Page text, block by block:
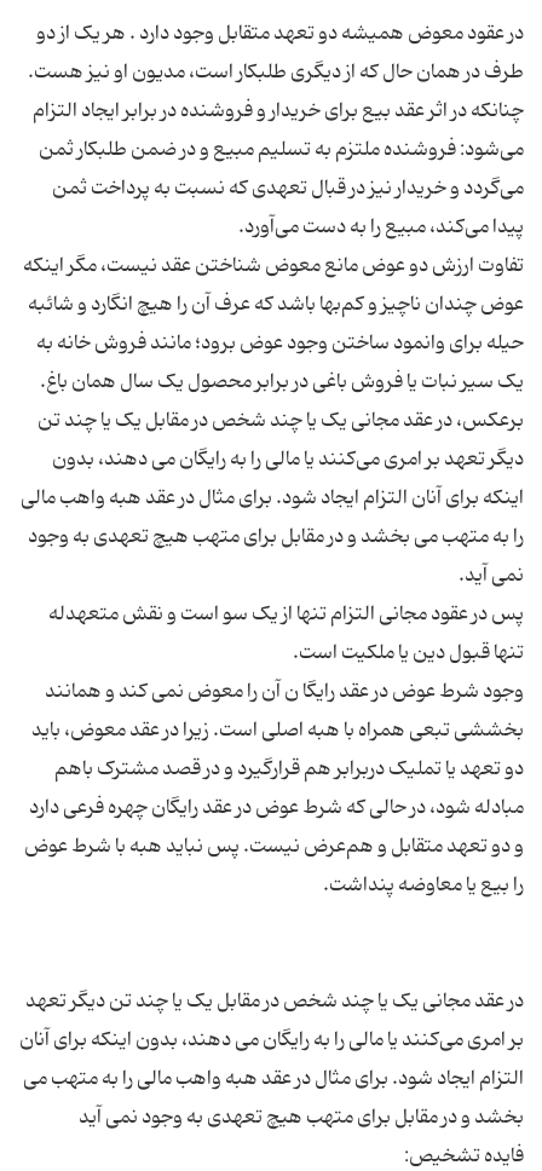
در عقود معوض همیشه دو تعهد متقابل وجود دارد . هر یک از دو
طرف در همان حال که از دیگری طلبکار است، مدیون او نیز هست.
چنانکه در اثر عقد بیع برای خریدار و فروشنده در برابر ایجاد التزام
می‌شود: فروشنده ملتزم به تسلیم مبیع و در ضمن طلبکار ثمن
می‌گردد و خریدار نیز در قبال تعهدی که نسبت به پرداخت ثمن
تفاوت ارزش دو عوض مانع معوض شناختن عقد نیست، مگر اینکه
عوض چندان ناچیز و کم‌بها باشد که عرف آن را هیچ انگارد و شائبه
حیله برای وانمود ساختن وجود عوض برود؛ مانند فروش خانه به
برعکس، در عقد مجانی یک یا چند شخص در مقابل یک یا چند تن
دیگر تعهد بر امری می‌کنند یا مالی را به رایگان می دهند، بدون
اینکه برای آنان التزام ایجاد شود. برای مثال در عقد هبه واهب مالی
را به متهب می بخشد و در مقابل برای متهب هیچ تعهدی به وجود
پس در عقود مجانی التزام تنها از یک سو است و نقش متعهدله
وجود شرط عوض در عقد رایگا ن آن را معوض نمی کند و همانند
بخششی تبعی همراه با هبه اصلی است. زیرا در عقد معوض، باید
دو تعهد یا تملیک دربرابر هم قرارگیرد و در قصد مشترک باهم
مبادله شود، در حالی که شرط عوض در عقد رایگان چهره فرعی دارد
و دو تعهد متقابل و هم‌عرض نیست. پس نباید هبه با شرط عوض
در عقد مجانی یک یا چند شخص در مقابل یک یا چند تن دیگر تعهد
بر امری می‌کنند یا مالی را به رایگان می دهند، بدون اینکه برای آنان
التزام ایجاد شود. برای مثال در عقد هبه واهب مالی را به متهب می